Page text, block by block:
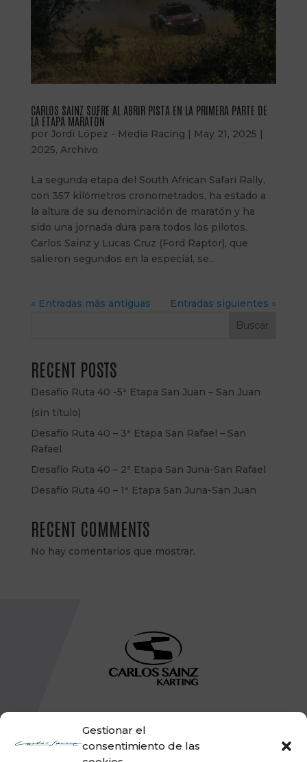
Gestionar el
consentimiento de las
CARLOS SAINZ SUFRE AL ABRIR PISTA EN LA PRIMERA PARTE DE
LA ETAPA MARATÓN
por Jordi López - Media Racing | May 21, 2025 |
2025, Archivo
La segunda etapa del South African Safari Rally,
con 357 kilómetros cronometrados, ha estado a
la altura de su denominación de maratón y ha
sido una jornada dura para todos los pilotos.
Carlos Sainz y Lucas Cruz (Ford Raptor), que
salieron segundos en la especial, se...
« Entradas más antiguas
Entradas siguientes »
Buscar
RECENT POSTS
Desafío Ruta 40 -5ª Etapa San Juan – San Juan
(sin título)
Desafío Ruta 40 – 3ª Etapa San Rafael – San
Rafael
Desafío Ruta 40 – 2ª Etapa San Juna-San Rafael
Desafío Ruta 40 – 1ª Etapa San Juna-San Juan
RECENT COMMENTS
No hay comentarios que mostrar.